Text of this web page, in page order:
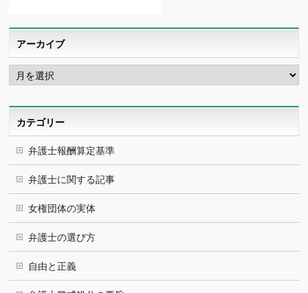
アーカイブ
ア
ー
カ
カテゴリー
弁護士報酬算定基準
弁護士に関する記事
女権団体の実体
弁護士の選び方
自由と正義